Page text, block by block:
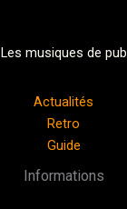
Les musiques de pub
Actualités
Retro
Guide
Informations